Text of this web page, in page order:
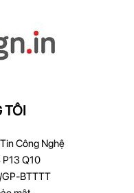
TÔI
Công Nghệ
Q10
GP-BTTTT